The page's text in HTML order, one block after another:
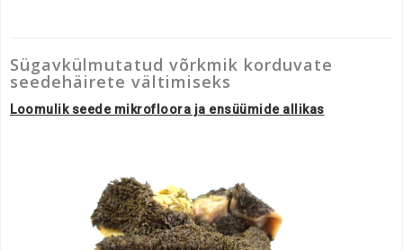
Sügavkülmutatud võrkmik korduvate
seedehäirete vältimiseks
Loomulik seede mikrofloora ja ensüümideallikas